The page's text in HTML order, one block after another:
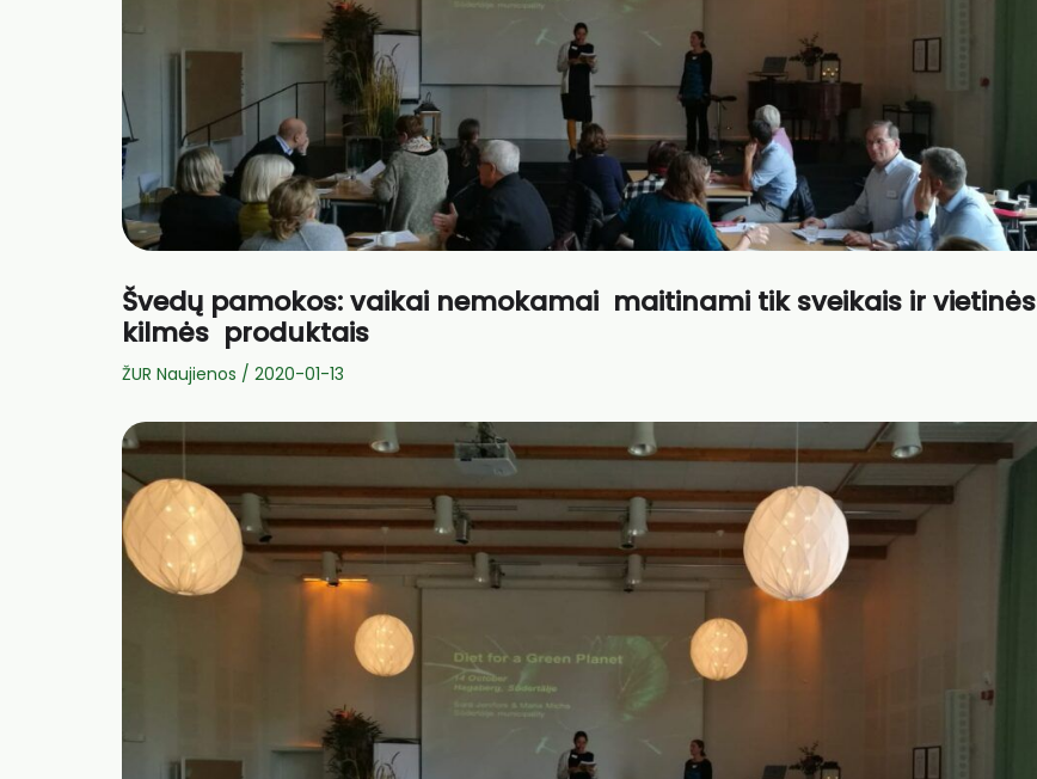
Švedų pamokos: vaikai nemokamai maitinami tik sveikais ir vietinės
kilmės produktais
ŽUR Naujienos / 2020-01-13